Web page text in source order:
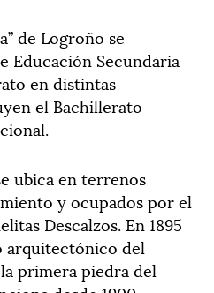
de Logroño se
Educación Secundaria
en distintas
el Bachillerato
ubica en terrenos
y ocupados por el
Descalzos. En 1895
arquitectónico del
primera piedra del